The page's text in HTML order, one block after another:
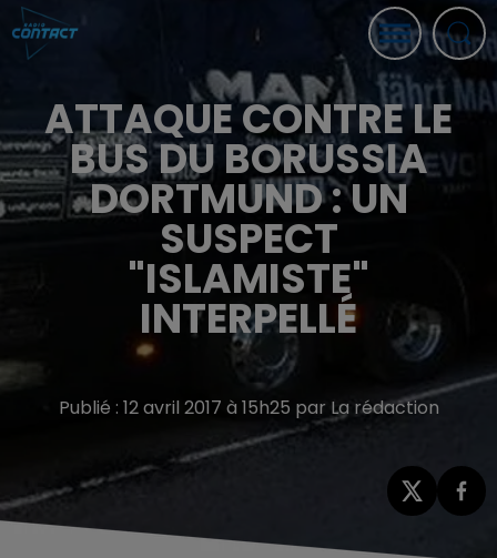
ATTAQUE CONTRE LE
BUS DU BORUSSIA
DORTMUND : UN
SUSPECT
"ISLAMISTE"
INTERPELLÉ
Publié : 12 avril 2017 à 15h25 par La rédaction